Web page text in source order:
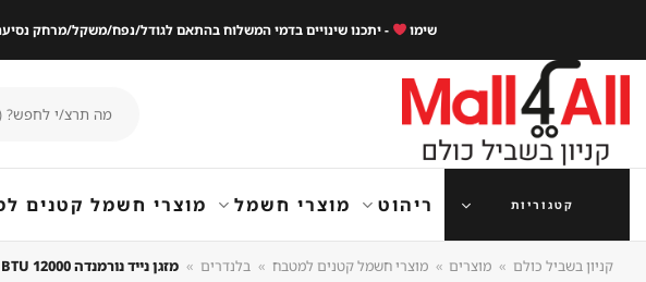
content
שימו - יתכנו שינויים בדמי המשלוח בהתאם לגודל/נפח/משקל/מרחק
עבור:
קטגוריות ריהוט מוצרי חשמל מוצרי חשמל קטנים
קניון בשביל כולם » מוצרים » מוצרי חשמל קטנים למטבח » בלנדרים » מזגן נייד נורמנדה 12000 BTU